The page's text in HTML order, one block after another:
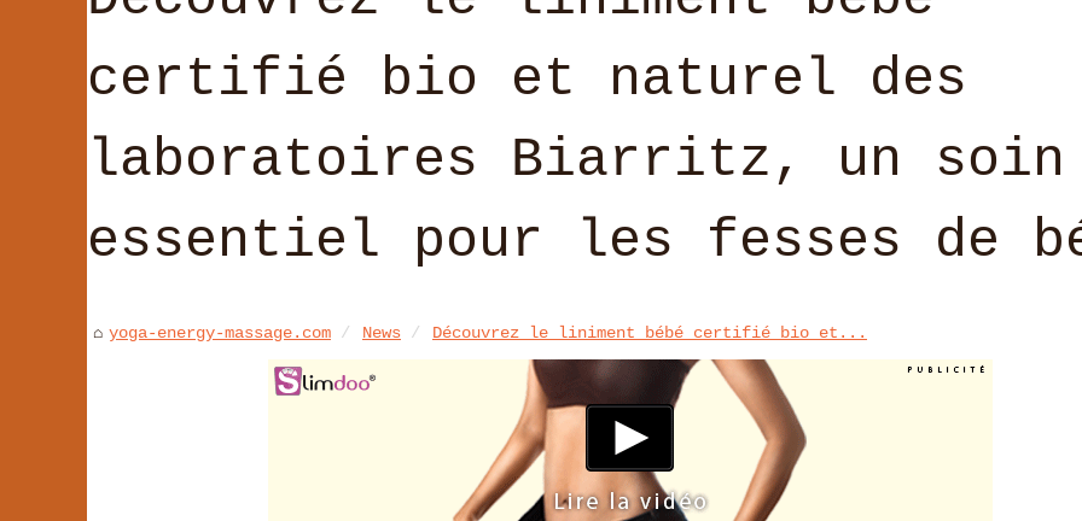
certifié bio et naturel des
laboratoires Biarritz, un soin
essentiel pour les fesses de
yoga-energy-massage.com News Découvrez le liniment bébé certifié bio et...